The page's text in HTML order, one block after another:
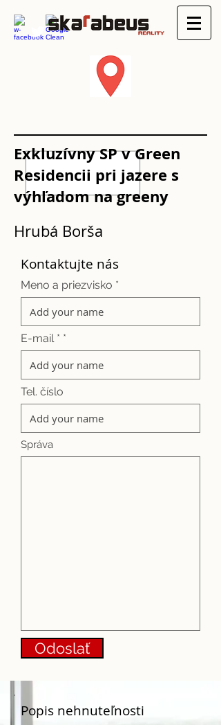
Exkluzívny SP v Green
Residencii pri jazere s
výhľadom na greeny
Hrubá Borša
Kontaktujte nás
Meno a priezvisko *
E-mail *
Tel. číslo
Správa
Odoslať
Popis nehnuteľnosti